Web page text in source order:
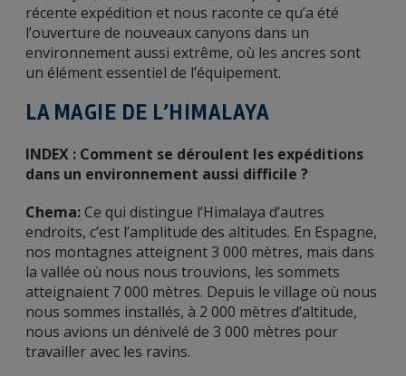
récente expédition et nous raconte ce qu’a été
l’ouverture de nouveaux canyons dans un
environnement aussi extrême, où les ancres sont
un élément essentiel de l’équipement.
LA MAGIE DE L’HIMALAYA
INDEX : Comment se déroulent les expéditions
dans un environnement aussi difficile ?
Chema:Ce qui distingue l’Himalaya d’autres
endroits, c’est l’amplitude des altitudes. En Espagne,
nos montagnes atteignent 3 000 mètres, mais dans
la vallée où nous nous trouvions, les sommets
atteignaient 7 000 mètres. Depuis le village où nous
nous sommes installés, à 2 000 mètres d’altitude,
nous avions un dénivelé de 3 000 mètres pour
travailler avec les ravins.